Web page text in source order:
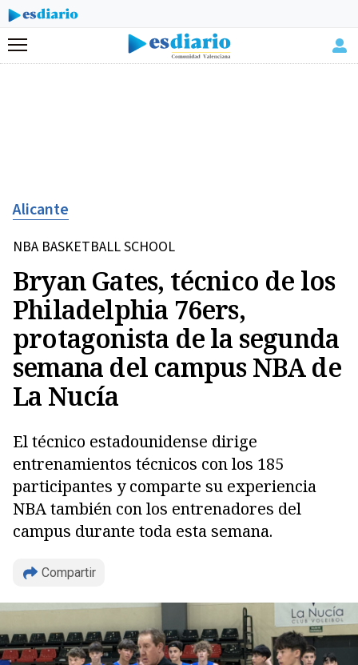
Menú
Alicante
NBA BASKETBALL SCHOOL
Bryan Gates, técnico de los
Philadelphia 76ers,
protagonista de la segunda
semana del campus NBA de
La Nucía
El técnico estadounidense dirige
entrenamientos técnicos con los 185
participantes y comparte su experiencia
NBA también con los entrenadores del
campus durante toda esta semana.
Compartir
Copiar